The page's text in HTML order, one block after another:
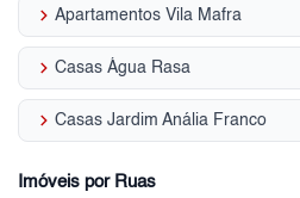
keyboard_arrow_right Apartamentos Vila Mafra
keyboard_arrow_right Casas Água Rasa
keyboard_arrow_right Casas Jardim Anália Franco
Imóveis por Ruas